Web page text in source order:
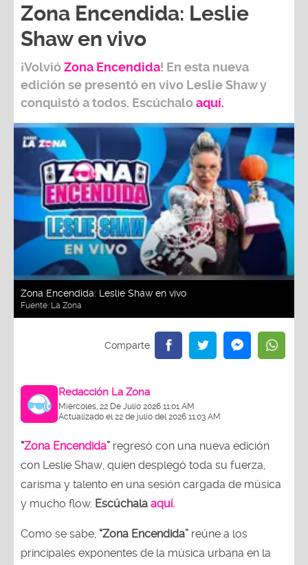
Zona Encendida: Leslie
Shaw en vivo
¡VolvióZona Encendida! En esta nueva
edición se presentó en vivo Leslie Shaw y
conquistó a todos. Escúchaloaquí.
Zona Encendida: Leslie Shaw en vivo
Fuente: La Zona
Redacción La Zona
Miércoles, 22 De Julio 2026 11:01 AM
Actualizado el 22 de julio del 2026 11:03 AM
“Zona Encendida” regresó con una nueva edición
con Leslie Shaw, quien desplegó toda su fuerza,
carisma y talento en una sesión cargada de música
y mucho flow. Escúchala aquí.
Como se sabe, “Zona Encendida” reúne a los
principales exponentes de la música urbana en la